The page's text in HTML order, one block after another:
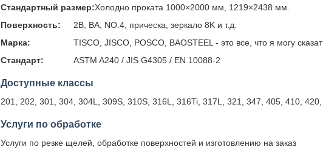
Стандартный размер:Холодно проката 1000×2000 мм, 1219×2438 мм.
Поверхность:
2B, BA, NO.4, прическа, зеркало 8K и т.д.
Марка:
TISCO, JISCO, POSCO, BAOSTEEL - это все, что я могу
Стандарт:
ASTM A240 / JIS G4305 / EN 10088-2
Доступные классы
201, 202, 301, 304, 304L, 309S, 310S, 316L, 316Ti, 317L, 321, 347, 405, 410,
Услуги по обработке
Услуги по резке щелей, обработке поверхностей и изготовлению на заказ